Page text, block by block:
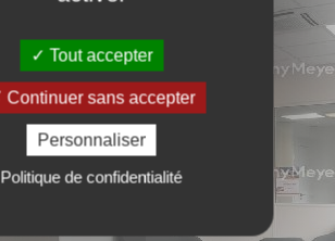
Tout accepter
Continuer sans accepter
Personnaliser
Politique de confidentialité